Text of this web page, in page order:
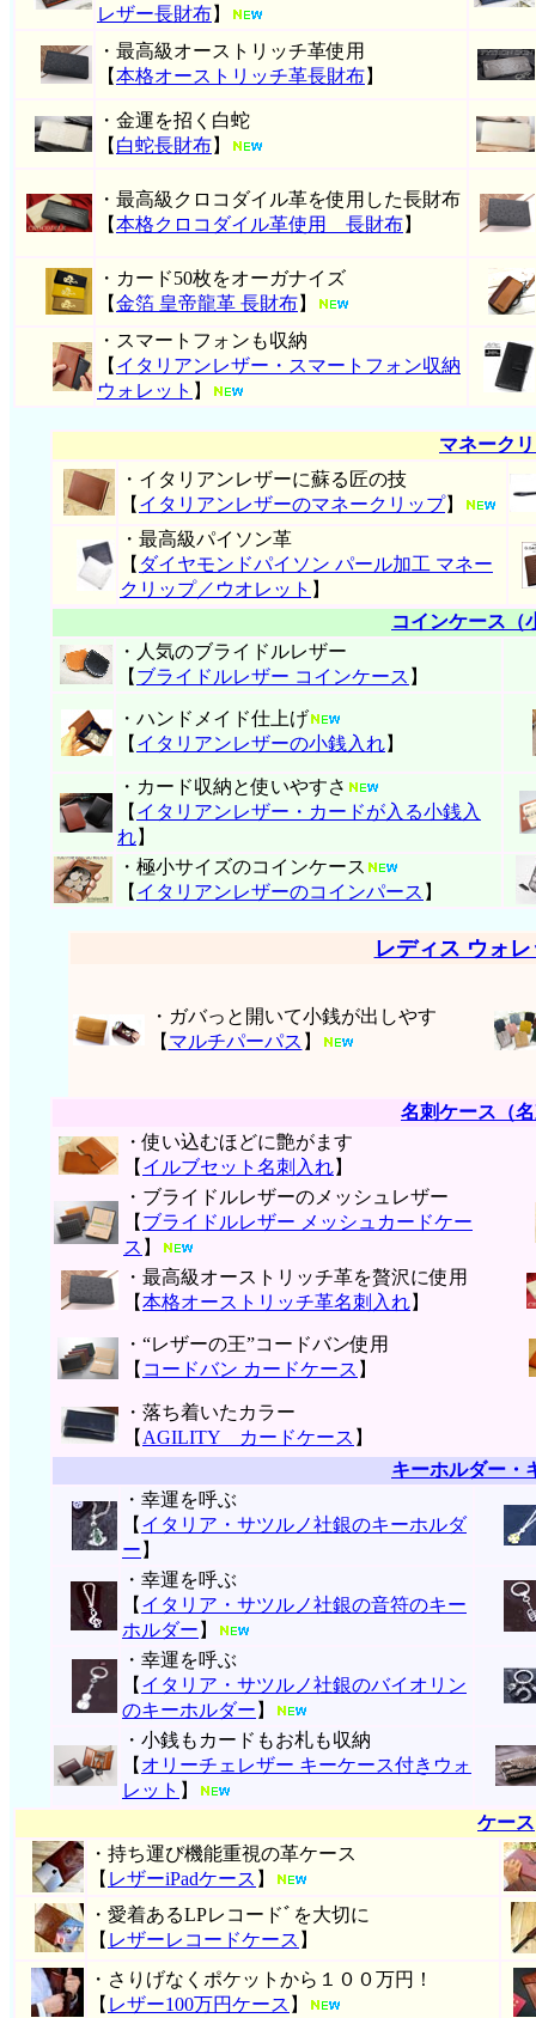
レザー長財布】
・最高級オーストリッチ革使用
【本格オーストリッチ革長財布】
・金運を招く白蛇
【 白蛇長財布】
・最高級クロコダイル革を使用した長財布
【本格クロコダイル革使用 長財布】
・カード50枚をオーガナイズ
【金箔 皇帝龍革 長財布】
・スマートフォンも収納
【 イタリアンレザー・スマートフォン収納
ウォレット 】
マネーク
・イタリアンレザーに蘇る匠の技
【 イタリアンレザーのマネークリップ】
・最高級パイソン革
【 ダイヤモンドパイソン パール加工 マネー
クリップ／ウオレット 】
コインケース（
・人気のブライドルレザー
【 ブライドルレザー コインケース 】
・ハンドメイド仕上げ
【 イタリアンレザーの小銭入れ】
・カード収納と使いやすさ
【 イタリアンレザー・ カードが入る小銭入
れ】
・極小サイズのコインケース
【 イタリアンレザーのコインパース 】
レディス ウォ
・ガバっと開いて小銭が出しやす
【 マルチパーパス 】
名刺ケース（
・使い込むほどに艶がます
【 イルブセット名刺入れ】
・ブライドルレザーのメッシュレザー
【 ブライドルレザー メッシュカードケー
ス 】
・最高級オーストリッチ革を贅沢に使用
【本格オーストリッチ革名刺入れ】
・“レザーの王”コードバン使用
【 コードバン カードケース 】
・落ち着いたカラー
【 AGILITY カードケース 】
キーホルダー・
・幸運を呼ぶ
【 イタリア・サツルノ社銀のキーホルダ
ー 】
・幸運を呼ぶ
【 イタリア・サツルノ社銀の音符のキー
ホルダー 】
・幸運を呼ぶ
【 イタリア・サツルノ社銀のバイオリン
のキーホルダー 】
・小銭もカードもお札も収納
【 オリーチェレザー キーケース付きウォ
レット 】
ケース
・持ち運び機能重視の革ケース
【 レザーiPadケース 】
・愛着あるLPレコードﾞを大切に
【 レザーレコードケース 】
・さりげなくポケットから１００万円！
【 レザー100万円ケース 】